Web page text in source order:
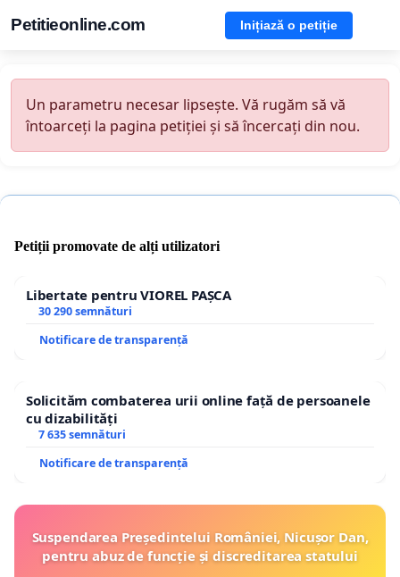
Petitieonline.com Inițiază o petiție
Un parametru necesar lipsește. Vă rugăm să vă
întoarceți la pagina petiției și să încercați din nou.
Petiții promovate de alți utilizatori
Libertate pentru VIOREL PAȘCA
30 290 semnături
Notificare de transparență
Solicităm combaterea urii online față de persoanele
cu dizabilități
7 635 semnături
Notificare de transparență
Suspendarea Președintelui României, Nicușor Dan,
pentru abuz de funcție și discreditarea statului